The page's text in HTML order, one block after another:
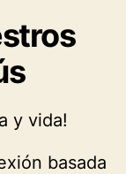
y vida!
basada